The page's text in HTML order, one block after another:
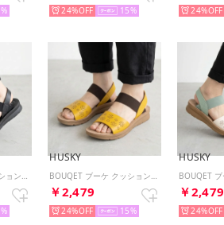
24% 15 24%
HUSKY
￥2,479
24% 15
HUSKY
￥2,479
24%